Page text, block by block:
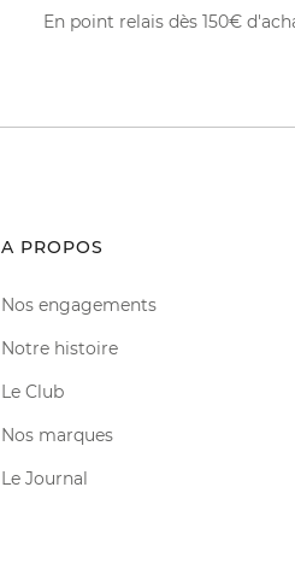
En point relais dès 150€
A PROPOS
Nos engagements
Notre histoire
Le Club
Nos marques
Le Journal